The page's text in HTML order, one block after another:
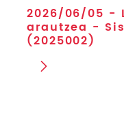
2026/06/05 -
arautzea -
(2025002)